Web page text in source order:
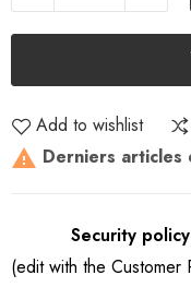
Add to wishlist
 Derniers articles
Security policy
(edit with the Customer